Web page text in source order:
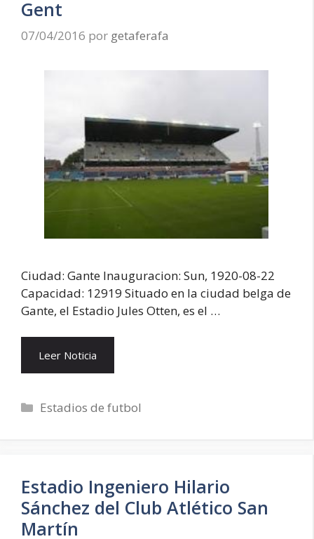
Gent
07/04/2016 por getaferafa
Ciudad: Gante Inauguracion: Sun, 1920-08-22
Capacidad: 12919 Situado en la ciudad belga de
Gante, el Estadio Jules Otten, es el …
Leer Noticia
Categorías
Estadios de futbol
Estadio Ingeniero Hilario
Sánchez del Club Atlético San
Martín